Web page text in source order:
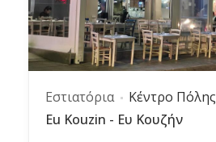
Εστιατόρια
Κέντρο Πόλης
Eu Kouzin - Ευ Κουζήν